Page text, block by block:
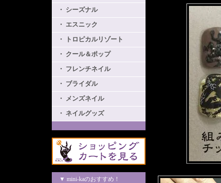
・ シーズナル
・ エスニック
・ トロピカルリゾート
・ クール＆ポップ
・ フレンチネイル
・ ブライダル
・ メンズネイル
・ ネイルグッズ
▼ mini-kaのおすすめ！